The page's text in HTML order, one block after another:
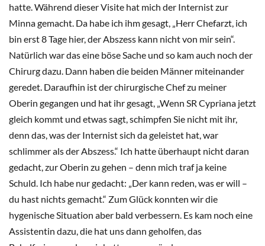
hatte. Während dieser Visite hat mich der Internist zur
Minna gemacht. Da habe ich ihm gesagt, „Herr Chefarzt, ich
bin erst 8 Tage hier, der Abszess kann nicht von mir sein“.
Natürlich war das eine böse Sache und so kam auch noch der
Chirurg dazu. Dann haben die beiden Männer miteinander
geredet. Daraufhin ist der chirurgische Chef zu meiner
Oberin gegangen und hat ihr gesagt, „Wenn SR Cypriana jetzt
gleich kommt und etwas sagt, schimpfen Sie nicht mit ihr,
denn das, was der Internist sich da geleistet hat, war
schlimmer als der Abszess.“ Ich hatte überhaupt nicht daran
gedacht, zur Oberin zu gehen – denn mich traf ja keine
Schuld. Ich habe nur gedacht: „Der kann reden, was er will –
du hast nichts gemacht.“ Zum Glück konnten wir die
hygenische Situation aber bald verbessern. Es kam noch eine
Assistentin dazu, die hat uns dann geholfen, das